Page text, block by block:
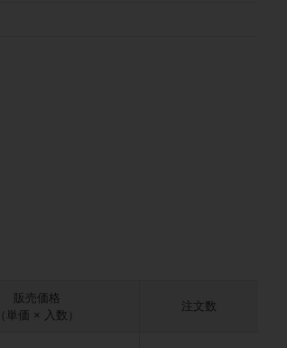
販売価格
（単価 × 入数）
注文数